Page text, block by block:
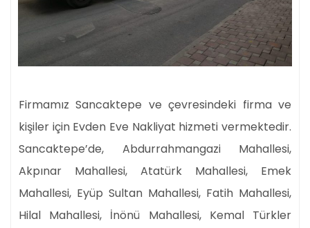
Firmamız Sancaktepe ve çevresindeki firma ve
kişiler için Evden Eve Nakliyat hizmeti vermektedir.
Sancaktepe’de, Abdurrahmangazi Mahallesi,
Akpınar Mahallesi, Atatürk Mahallesi, Emek
Mahallesi, Eyüp Sultan Mahallesi, Fatih Mahallesi,
Hilal Mahallesi, İnönü Mahallesi, Kemal Türkler